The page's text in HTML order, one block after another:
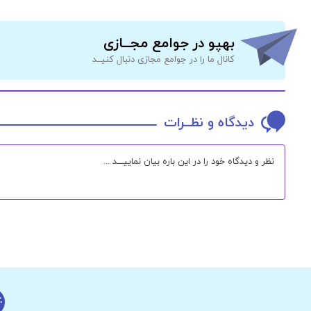
بهپو در جوامع مجــازی
کانال ما را در جوامع مجازی دنبال کنیــد
دیدگاه و نظــرات